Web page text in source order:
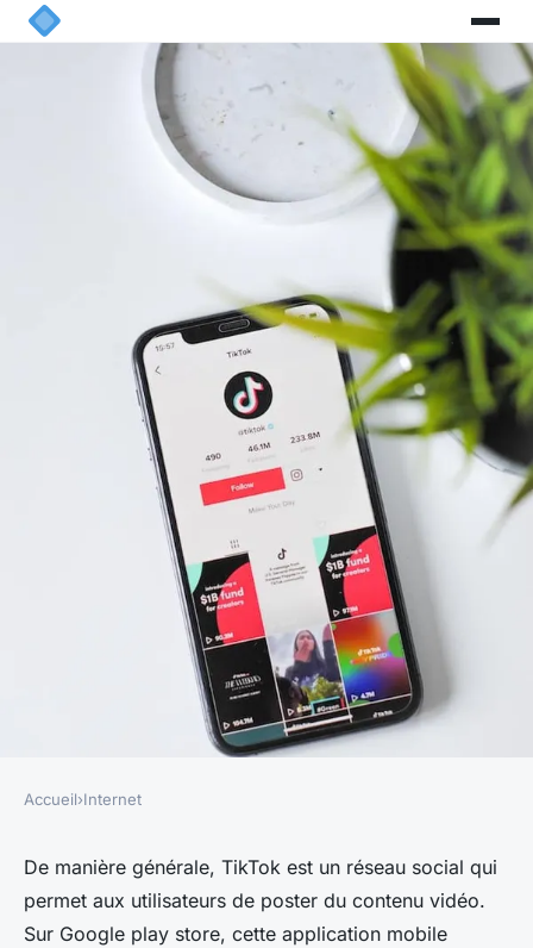
TikTok : Comment devenir
célèbre ?
Accueil›Internet
De manière générale, TikTok est un réseau social qui
permet aux utilisateurs de poster du contenu vidéo.
Sur Google play store, cette application mobile